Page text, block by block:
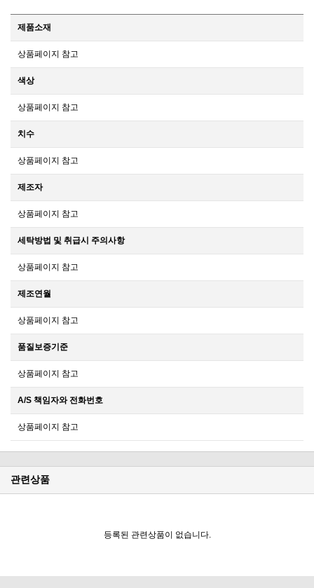
제품소재
상품페이지 참고
색상
상품페이지 참고
치수
상품페이지 참고
제조자
상품페이지 참고
세탁방법 및 취급시 주의사항
상품페이지 참고
제조연월
상품페이지 참고
품질보증기준
상품페이지 참고
A/S 책임자와 전화번호
상품페이지 참고
관련상품
등록된 관련상품이 없습니다.